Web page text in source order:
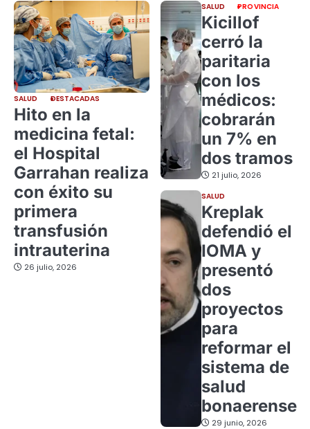
SALUD DESTACADAS
Hito en la
medicina fetal:
el Hospital
Garrahan realiza
con éxito su
primera
transfusión
intrauterina
26 julio, 2026
SALUD PROVINCIA
Kicillof
cerró la
paritaria
con los
médicos:
cobrarán
un 7% en
dos tramos
21 julio, 2026
SALUD
Kreplak
defendió el
IOMA y
presentó
dos
proyectos
para
reformar el
sistema de
salud
bonaerense
29 junio, 2026